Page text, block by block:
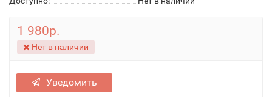
1 980р.
Нет в наличии
Уведомить